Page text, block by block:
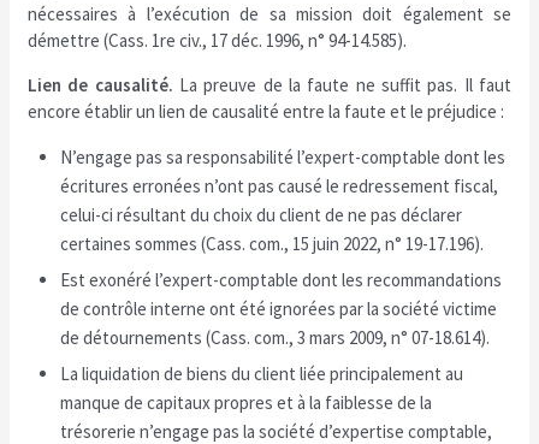
nécessaires à l’exécution de sa mission doit également se
démettre (Cass. 1re civ., 17 déc. 1996, n° 94-14.585).
Lien de causalité. La preuve de la faute ne suffit pas. Il faut
encore établir un lien de causalité entre la faute et le préjudice :
N’engage pas sa responsabilité l’expert-comptable dont les
écritures erronées n’ont pas causé le redressement fiscal,
celui-ci résultant du choix du client de ne pas déclarer
certaines sommes (Cass. com., 15 juin 2022, n° 19-17.196).
Est exonéré l’expert-comptable dont les recommandations
de contrôle interne ont été ignorées par la société victime
de détournements (Cass. com., 3 mars 2009, n° 07-18.614).
La liquidation de biens du client liée principalement au
manque de capitaux propres et à la faiblesse de la
trésorerie n’engage pas la société d’expertise comptable,